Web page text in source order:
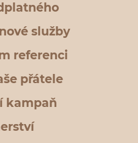
služby
referenci
přátele
kampaň